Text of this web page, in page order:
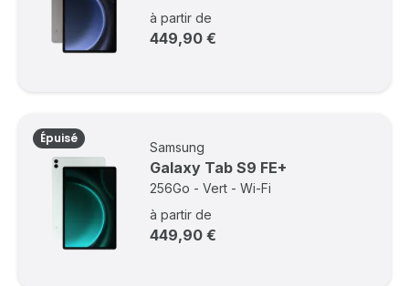
à partir de
449,90 €
Épuisé
Samsung
Galaxy Tab S9 FE+
256Go - Vert - Wi-Fi
à partir de
449,90 €